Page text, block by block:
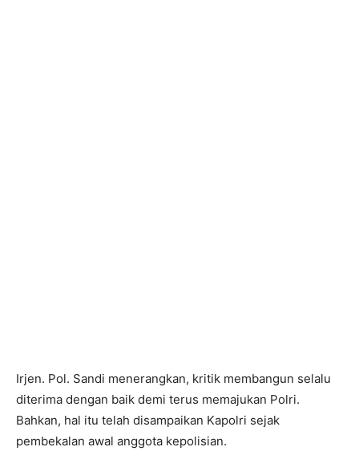
Irjen. Pol. Sandi menerangkan, kritik membangun selalu
diterima dengan baik demi terus memajukan Polri.
Bahkan, hal itu telah disampaikan Kapolri sejak
pembekalan awal anggota kepolisian.